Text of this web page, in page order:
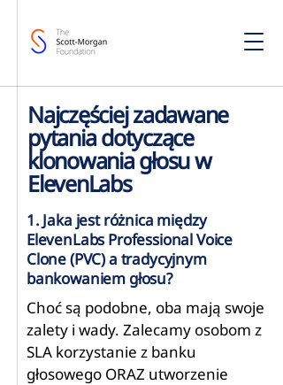
Najczęściej zadawane
pytania dotyczące
klonowania głosu w
ElevenLabs
1. Jaka jest różnica między
ElevenLabs Professional Voice
Clone (PVC) a tradycyjnym
bankowaniem głosu?
Choć są podobne, oba mają swoje
zalety i wady. Zalecamy osobom z
SLA korzystanie z banku
głosowego ORAZ utworzenie